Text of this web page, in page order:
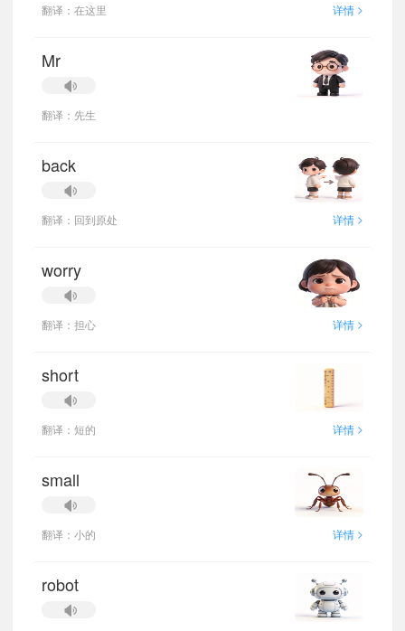
翻译：在这里 详情 >
Mr
翻译：先生
back
翻译：回到原处 详情 >
worry
翻译：担心 详情 >
short
翻译：短的 详情 >
small
翻译：小的 详情 >
robot